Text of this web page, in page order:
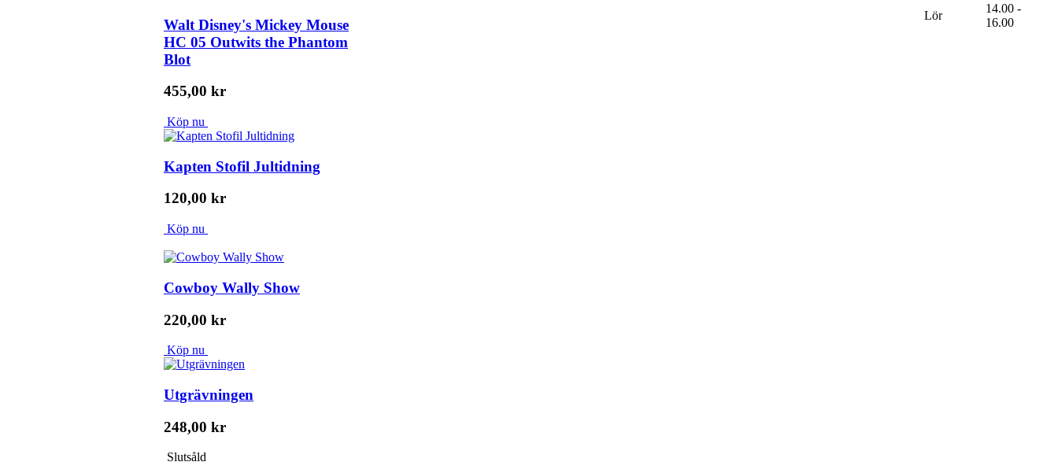
Walt Disney's Mickey Mouse
HC 05 Outwits the Phantom
Blot
455,00 kr
Köp nu
Kapten Stofil Jultidning
120,00 kr
Köp nu
Cowboy Wally Show
220,00 kr
Köp nu
Utgrävningen
248,00 kr
Slutsåld
Lör
14.00 -
16.00